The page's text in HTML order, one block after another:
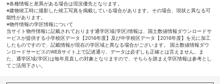
※各種情報と差異がある場合は現況優先となります。
※建物竣工時に撮影した竣工写真を掲載している場合があります。その場合、現状と異なる可
能性があります。
※物件情報の学区情報について
当サイト物件情報に記載されております通学区域(学区)情報は、国土数値情報ダウンロードサ
ービスが提供する小学校区データ【2016年度】及び中学校区データ【2016年度】を元に加工
したものですので、記載情報が現在の学区域と異なる場合がございます。 国土数値情報ダウ
ンロードサービスのWEBサイト上で記述通り、データは必ずしも正確とは言えません。ま
た、通学区域(学区)は毎年見直しの対象となりますので、そちらを踏まえ学区情報は参考とし
てご活用下さい。